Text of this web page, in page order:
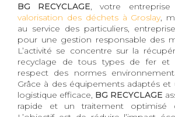
BG RECYCLAGE, votre
valorisation des déchets à Groslay,
au service des particuliers,
pour une gestion responsable des
L’activité se concentre sur la
recyclage de tous types de fer et
respect des normes
Grâce à des équipements adaptés et
logistique efficace, BG RECYCLAGE
rapide et un traitement optimisé